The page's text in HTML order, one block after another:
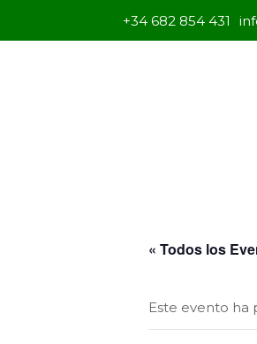
+34 682 854 431
« Todos los
Este evento ha